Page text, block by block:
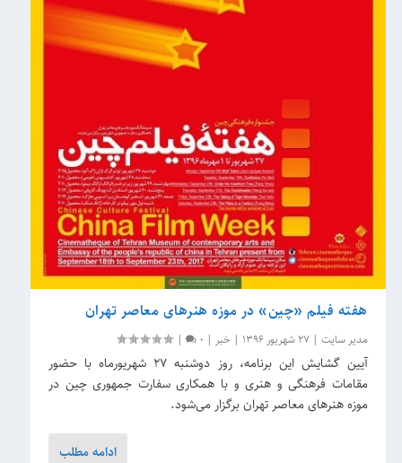
هفته فیلم «چین» در موزه هنرهای معاصر تهران
مدیر سایت |27 شهریور 1396 | خبر |
0
|
آیین گشایش این برنامه، روز دوشنبه ۲۷ شهریورماه با حضور
مقامات فرهنگی و هنری و با همکاری سفارت جمهوری چین در
موزه هنرهای معاصر تهران برگزار می‌شود.
ادامه مطلب